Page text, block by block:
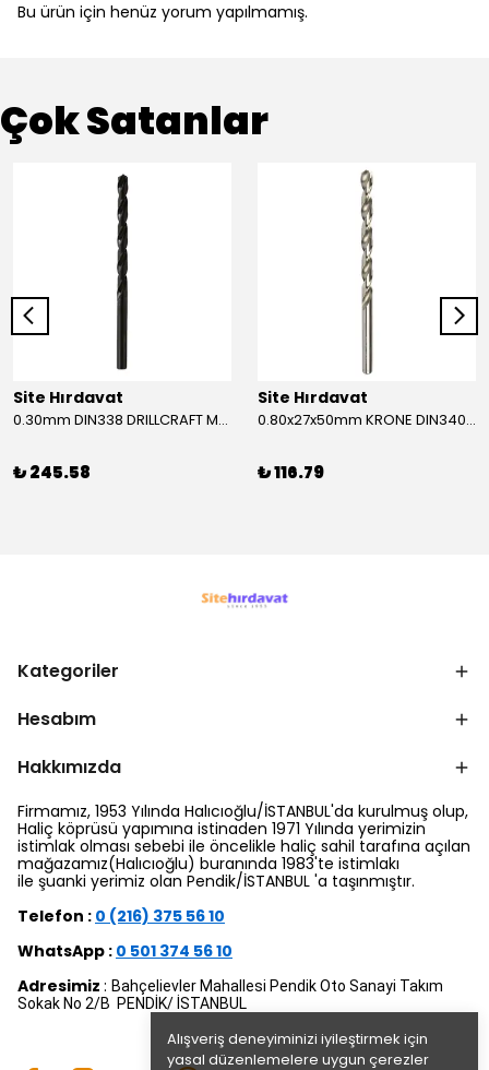
Alışveriş deneyiminizi iyileştirmek için
yasal düzenlemelere uygun çerezler
Bu ürün için henüz yorum yapılmamış.
Çok Satanlar
Site Hırdavat
0.30mm DIN338 DRILLCRAFT MATKAP UCU HSS 10 Adet
₺ 245.58
Site Hırdavat
0.80x27x50mm KRONE DIN340 UZUN MATKAP UCU HSS 10 Adet
₺ 116.79
Kategoriler
Hesabım
Hakkımızda
Firmamız, 1953 Yılında Halıcıoğlu/İSTANBUL'da kurulmuş olup,
Haliç köprüsü yapımına istinaden 1971 Yılında yerimizin
istimlak olması sebebi ile öncelikle haliç sahil tarafına açılan
mağazamız(Halıcıoğlu) buranında 1983'te istimlakı
ile şuanki yerimiz olan Pendik/İSTANBUL 'a taşınmıştır.
Telefon : 0 (216) 375 56 10
WhatsApp : 0 501 374 56 10
Adresimiz : Bahçelievler Mahallesi Pendik Oto Sanayi Takım
Sokak No 2/B PENDİK/ İSTANBUL